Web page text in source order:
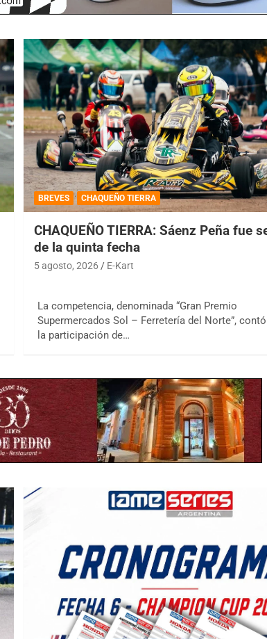
BREVES CHAQUEÑO TIERRA
CHAQUEÑO TIERRA: Sáenz Peña fue
de la quinta fecha
5 agosto, 2026 E-Kart
La competencia, denominada “Gran Premio
Supermercados Sol – Ferretería del Norte”,
la participación de…